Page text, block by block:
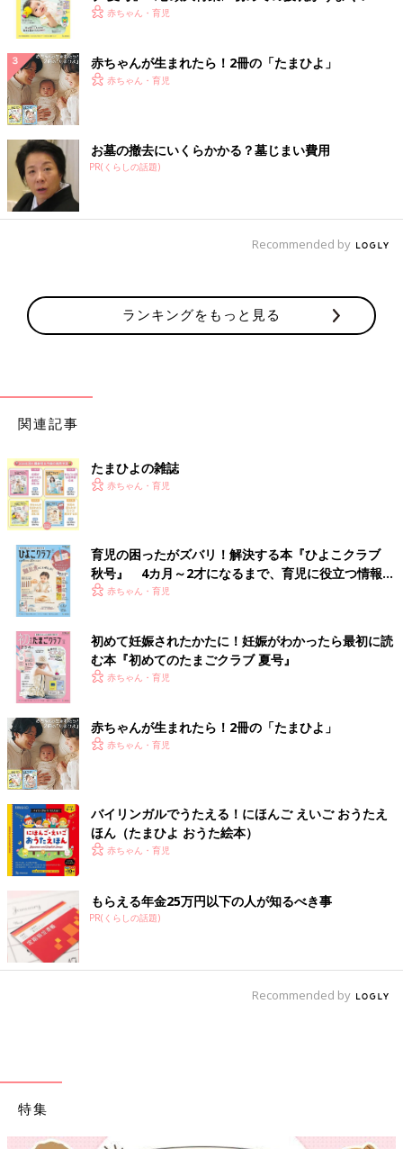
く！ おっぱい・ミルクの基本と夏のトラブル 解決テ
赤ちゃん・育児
赤ちゃんが生まれたら！2冊の「たまひよ」
赤ちゃん・育児
お墓の撤去にいくらかかる？墓じまい費用
PR(くらしの話題)
Recommended by
ランキングをもっと見る
関連記事
たまひよの雑誌
赤ちゃん・育児
育児の困ったがズバリ！解決する本『ひよこクラブ
秋号』 4カ月～2才になるまで、育児に役立つ情報が
いっぱい！
赤ちゃん・育児
初めて妊娠されたかたに！妊娠がわかったら最初に読
む本『初めてのたまごクラブ 夏号』
赤ちゃん・育児
赤ちゃんが生まれたら！2冊の「たまひよ」
赤ちゃん・育児
バイリンガルでうたえる！にほんご えいご おうたえ
ほん（たまひよ おうた絵本）
赤ちゃん・育児
もらえる年金25万円以下の人が知るべき事
PR(くらしの話題)
Recommended by
特集